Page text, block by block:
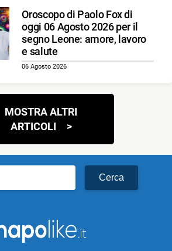
Oroscopo di Paolo Fox di
oggi 06 Agosto 2026 per il
segno Leone: amore, lavoro
e salute
06 Agosto 2026
MOSTRA ALTRI
ARTICOLI